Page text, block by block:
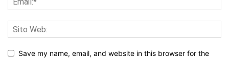
Save my name, email, and website in this browser for the